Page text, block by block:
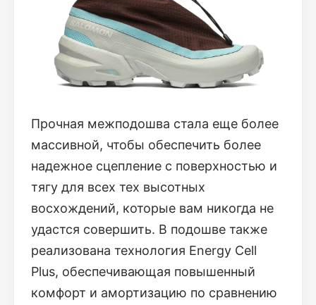
Прочная межподошва стала еще более
массивной, чтобы обеспечить более
надежное сцепление с поверхностью и
тягу для всех тех высотных
восхождений, которые вам никогда не
удастся совершить. В подошве также
реализована технология Energy Cell
Plus, обеспечивающая повышенный
комфорт и амортизацию по сравнению